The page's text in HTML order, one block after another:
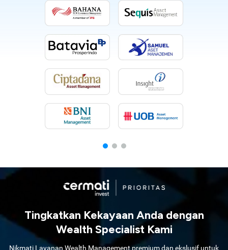
Tingkatkan Kekayaan Anda dengan
Wealth Specialist Kami
Nikmati Layanan Wealth Management premium dan ekslusif untuk